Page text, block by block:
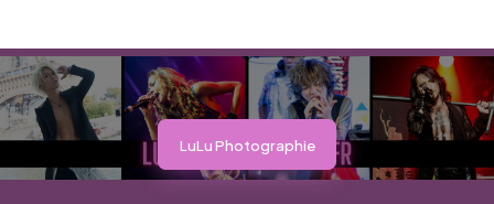
LuLu Photographie